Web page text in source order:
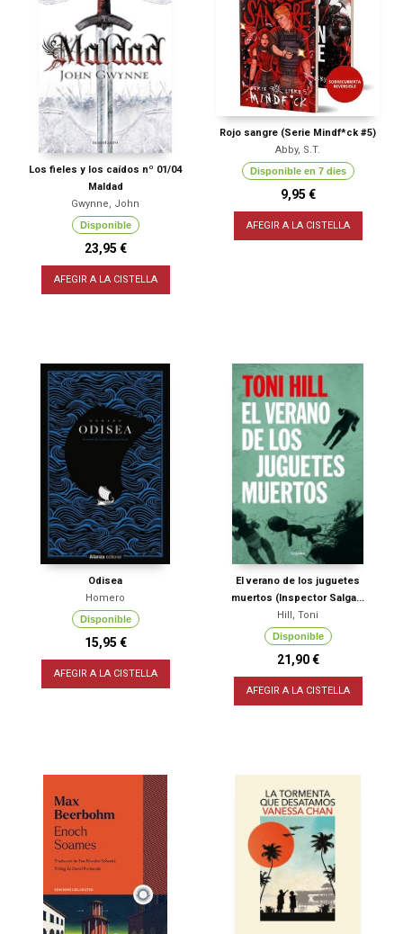
Los fieles y los caídos nº 01/04
Maldad
Gwynne, John
Disponible
23,95 €
AFEGIR A LA CISTELLA
Rojo sangre (Serie Mindf*ck #5)
Abby, S.T.
Disponible en 7 dies
9,95 €
AFEGIR A LA CISTELLA
Odisea
Homero
Disponible
15,95 €
AFEGIR A LA CISTELLA
El verano de los juguetes
muertos (Inspector Salga...
Hill, Toni
Disponible
21,90 €
AFEGIR A LA CISTELLA